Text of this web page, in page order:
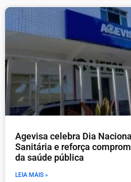
Agevisa celebra Dia
Sanitária e reforça
da saúde pública
LEIA MAIS »